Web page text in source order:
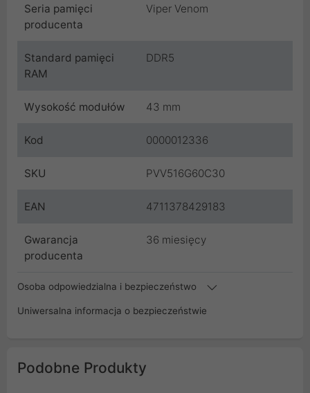
Seria pamięci
producenta
Viper Venom
Standard pamięci
RAM
DDR5
Wysokość modułów 43 mm
Kod 0000012336
SKU PVV516G60C30
EAN 4711378429183
Gwarancja
producenta
36 miesięcy
Osoba odpowiedzialna i bezpieczeństwo
Uniwersalna informacja o bezpieczeństwie
Podobne Produkty